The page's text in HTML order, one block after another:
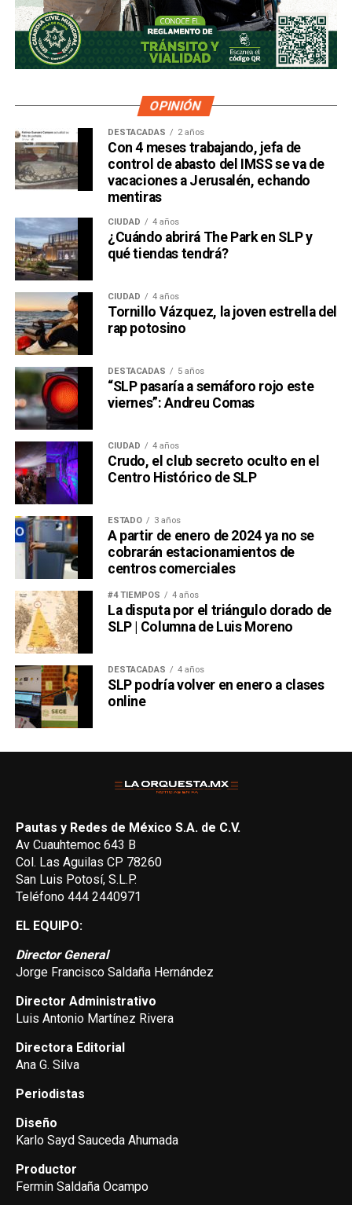
OPINIÓN
DESTACADAS 2 años
Con 4 meses trabajando, jefa de
control de abasto del IMSS se va de
vacaciones a Jerusalén, echando
mentiras
CIUDAD 4 años
¿Cuándo abrirá The Park en SLP y
qué tiendas tendrá?
CIUDAD 4 años
Tornillo Vázquez, la joven estrella del
rap potosino
DESTACADAS 5 años
“SLP pasaría a semáforo rojo este
viernes”: Andreu Comas
CIUDAD 4 años
Crudo, el club secreto oculto en el
Centro Histórico de SLP
ESTADO 3 años
A partir de enero de 2024 ya no se
cobrarán estacionamientos de
centros comerciales
#4 TIEMPOS 4 años
La disputa por el triángulo dorado de
SLP | Columna de Luis Moreno
DESTACADAS 4 años
SLP podría volver en enero a clases
online
Pautas y Redes de México S.A. de C.V.
Av Cuauhtemoc 643 B
Col. Las Aguilas CP 78260
San Luis Potosí, S.L.P.
Teléfono 444 2440971
EL EQUIPO:
Director General
Jorge Francisco Saldaña Hernández
Director Administrativo
Luis Antonio Martínez Rivera
Directora Editorial
Ana G. Silva
Periodistas
Diseño
Karlo Sayd Sauceda Ahumada
Productor
Fermin Saldaña Ocampo